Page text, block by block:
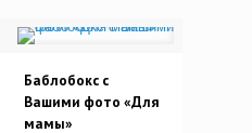
Баблобокс с
Вашими фото «Для
мамы»